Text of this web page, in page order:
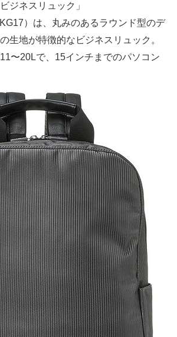
ジネスリュック」
）は、丸みのあるラウンド型のデ
生地が特徴的なビジネスリュック。
〜20Lで、15インチまでのパソコン